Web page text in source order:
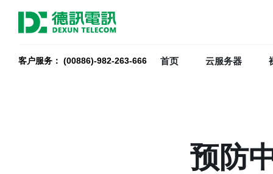
客户服务： (00886)-982-263-666 首页 云服务器
预防